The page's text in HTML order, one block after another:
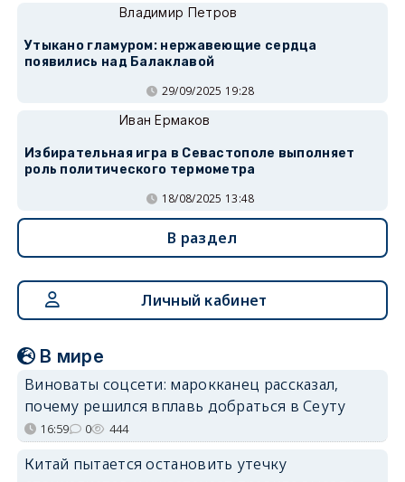
Владимир Петров
Утыкано гламуром: нержавеющие сердца
появились над Балаклавой
29/09/2025 19:28
Иван Ермаков
Избирательная игра в Севастополе выполняет
роль политического термометра
18/08/2025 13:48
В раздел
Личный кабинет
В мире
Виноваты соцсети: марокканец рассказал,
почему решился вплавь добраться в Сеуту
16:59 0 444
Китай пытается остановить утечку